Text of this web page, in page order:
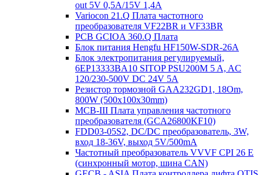
out 5V 0,5А/15V 1,4А
Variocon 21.Q Плата частотного
преобразователя VF22BR и VF33BR
PCB GCIOA 360.Q Плата
Блок питания Hengfu HF150W-SDR-26A
Блок электропитания регулируемый,
6EP13333BA10 SITOP PSU200M 5 A, AC
120/230-500V DC 24V 5A
Резистор тормозной GAA232GD1, 18Om,
800W (500x100x30mm)
MCB-III Плата управления частотного
преобразователя (GCA26800KF10)
FDD03-05S2, DC/DC преобразователь, 3W,
вход 18-36V, выход 5V/500mA
Частотный преобразователь VVVF CPI 26 E
(синхронный мотор, шина CAN)